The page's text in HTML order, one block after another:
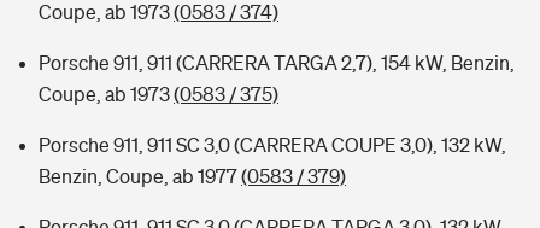
Coupe, ab 1973(0583 / 374)
Porsche 911, 911 (CARRERA TARGA 2,7), 154 kW, Benzin,
Coupe, ab 1973(0583 / 375)
Porsche 911, 911 SC 3,0 (CARRERA COUPE 3,0), 132 kW,
Benzin, Coupe, ab 1977(0583 / 379)